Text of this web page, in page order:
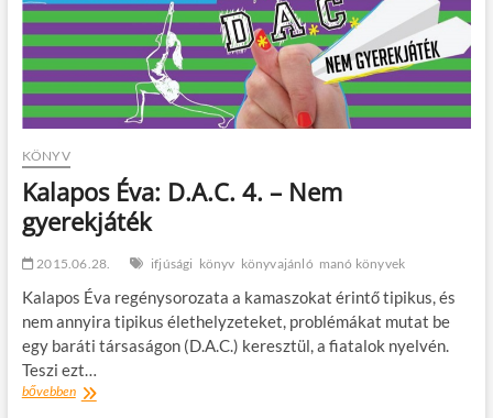
kifli
KÖNYV
Kalapos Éva: D.A.C. 4. – Nem
gyerekjáték
2015.06.28. ifjúsági könyv könyvajánló manó könyvek
Kalapos Éva regénysorozata a kamaszokat érintő tipikus, és
nem annyira tipikus élethelyzeteket, problémákat mutat be
egy baráti társaságon (D.A.C.) keresztül, a fiatalok nyelvén.
Teszi ezt…
bővebbenKalapos